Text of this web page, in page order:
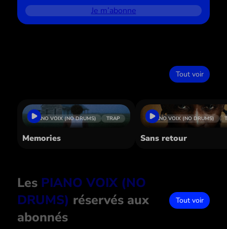
Je m’abonne
Tout voir
PIANO VOIX (NO DRUMS) TRAP
Memories
PIANO VOIX (NO DRUMS)
Sans retour
Les PIANO VOIX (NO
DRUMS) réservés aux
abonnés
Tout voir